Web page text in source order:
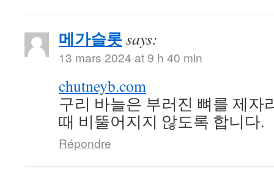
메가슬롯says:
13 mars 2024 at 9 h 40 min
chutneyb.com
구리 바늘은 부러진 뼈를 제자
때 비뚤어지지 않도록 합니다.
Répondre